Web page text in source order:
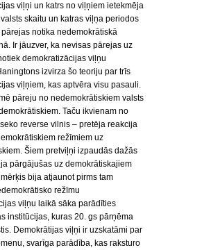
viļņi un katrs no viļņiem ietekmēja
skaitu un katras viļņa periodos
notika nedemokrātiskā
Ir jāuzver, ka nevisas pārejas uz
demokratizācijas viļņu
izvirza šo teoriju par trīs
viļņiem, kas aptvēra visu pasauli.
pāreju no nedemokrātiskiem valsts
Taču ikvienam no
reverse vilnis – pretēja reakcija
režīmiem uz
Šiem pretviļņi izpaudās dažās
pārgājušas uz demokrātiskajiem
bija atjaunot pirms tam
režīmu
viļņu laikā sāka parādīties
institūcijas, kuras 20. gs pārņēma
Demokrātijas viļņi ir uzskatāmi par
svarīga parādība, kas raksturo